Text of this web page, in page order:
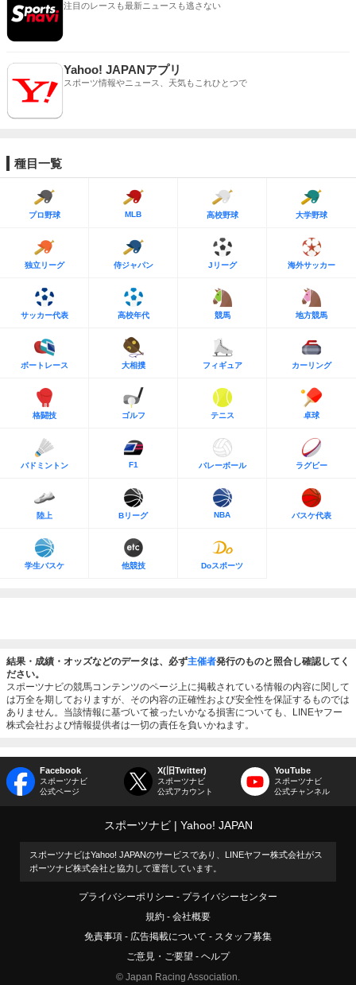
注目のレースも最新ニュースも逃さない
Yahoo! JAPANアプリ
スポーツ情報やニュース、天気もこれひとつで
種目一覧
プロ野球 MLB 高校野球 大学野球
独立リーグ 侍ジャパン Jリーグ 海外サッカー
サッカー代表 高校年代 競馬 地方競馬
ボートレース 大相撲 フィギュア カーリング
格闘技 ゴルフ テニス 卓球
バドミントン F1 バレーボール ラグビー
陸上 Bリーグ NBA バスケ代表
学生バスケ 他競技 Doスポーツ
結果・成績・オッズなどのデータは、必ず主催者発行のものと照合し確認してく
ださい。
スポーツナビの競馬コンテンツのページ上に掲載されている情報の内容に関して
は万全を期しておりますが、その内容の正確性および安全性を保証するものでは
ありません。当該情報に基づいて被ったいかなる損害についても、LINEヤフー
株式会社および情報提供者は一切の責任を負いかねます。
Facebook
スポーツナビ
公式ページ
X(旧Twitter)
スポーツナビ
公式アカウント
YouTube
スポーツナビ
公式チャンネル
スポーツナビ Yahoo! JAPAN
スポーツナビはYahoo! JAPANのサービスであり、LINEヤフー株式会社がス
ポーツナビ株式会社と協力して運営しています。
プライバシーポリシー
プライバシーセンター
規約
会社概要
免責事項
広告掲載について
スタッフ募集
ご意見・ご要望
ヘルプ
© Japan Racing Association.